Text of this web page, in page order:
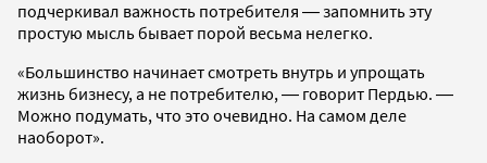
подчеркивал важность потребителя ― запомнить эту
простую мысль бывает порой весьма нелегко.
«Большинство начинает смотреть внутрь и упрощать
жизнь бизнесу, а не потребителю, ― говорит Пердью. ―
Можно подумать, что это очевидно. На самом деле
наоборот».